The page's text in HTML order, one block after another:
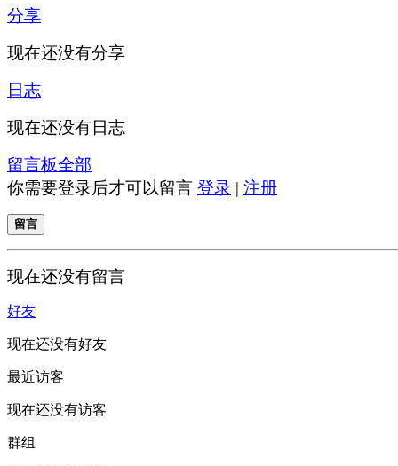
分享
现在还没有分享
日志
现在还没有日志
留言板全部
你需要登录后才可以留言 登录 | 注册
留言
现在还没有留言
好友
现在还没有好友
最近访客
现在还没有访客
群组